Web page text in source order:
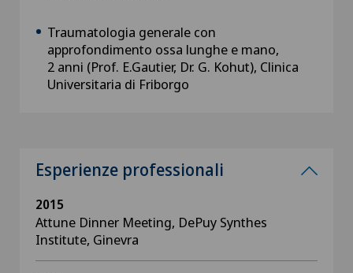
Traumatologia generale con
approfondimento ossa lunghe e mano,
2 anni (Prof. E.Gautier, Dr. G. Kohut), Clinica
Universitaria di Friborgo
Esperienze professionali
2015
Attune Dinner Meeting, DePuy Synthes
Institute, Ginevra